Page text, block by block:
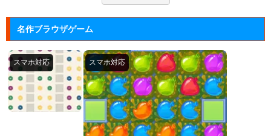
名作ブラウザゲーム